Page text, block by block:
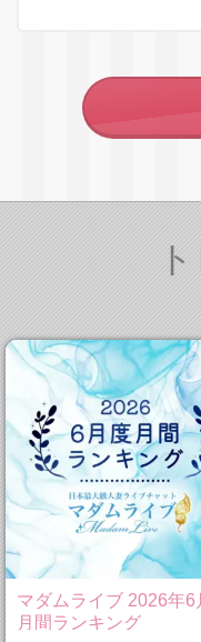
マダムライブ 2026年6
月間ランキング